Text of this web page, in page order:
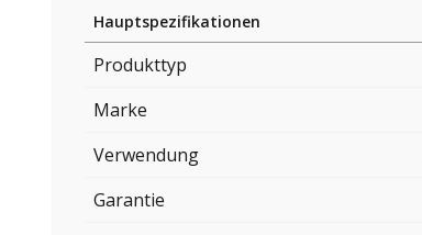
Hauptspezifikationen
Produkttyp
Marke
Verwendung
Garantie